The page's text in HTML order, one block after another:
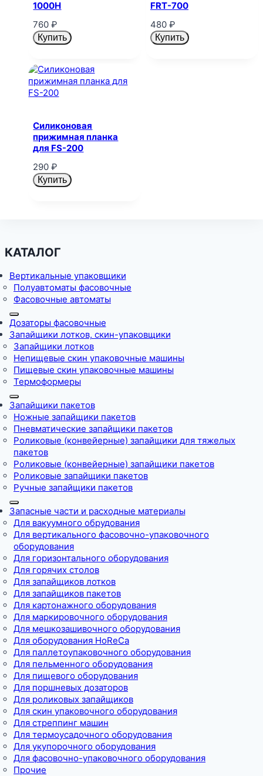
1000H
760₽
Купить
FRT-700
480 ₽
Купить
Силиконовая
прижимная планка
для FS-200
290₽
Купить
КАТАЛОГ
Вертикальные упаковщики
Полуавтоматы фасовочные
Фасовочные автоматы
Дозаторы фасовочные
Запайщики лотков, скин-упаковщики
Запайщики лотков
Непищевые скин упаковочные машины
Пищевые скин упаковочные машины
Термоформеры
Запайщики пакетов
Ножные запайщики пакетов
Пневматические запайщики пакетов
Роликовые (конвейерные) запайщики для тяжелых
пакетов
Роликовые (конвейерные) запайщики пакетов
Роликовые запайщики пакетов
Ручные запайщики пакетов
Запасные части и расходные материалы
Для вакуумного обрудования
Для вертикального фасовочно-упаковочного
оборудования
Для горизонтального оборудования
Для горячих столов
Для запайщиков лотков
Для запайщиков пакетов
Для картонажного оборудования
Для маркировочного оборудования
Для мешкозашивочного оборудования
Для оборудования HoReCa
Для паллетоупаковочного оборудования
Для пельменного оборудования
Для пищевого оборудования
Для поршневых дозаторов
Для роликовых запайщиков
Для скин упаковочного оборудования
Для стреппинг машин
Для термоусадочного оборудования
Для укупорочного оборудования
Для фасовочно-упаковочного оборудования
Прочие